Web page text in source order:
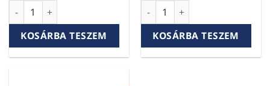
Hajópadló északi lucfenyő 18,5x146*3900 TOP "B" minőség
KOSÁRBA TESZEM
Hajópadló lucfenyő HEN
KOSÁRBA TESZEM